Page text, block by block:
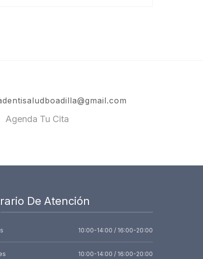
Agenda Tu Cita
De Atención
10:00-14:00 / 16:00-20:00
10:00-14:00 / 16:00-20:00